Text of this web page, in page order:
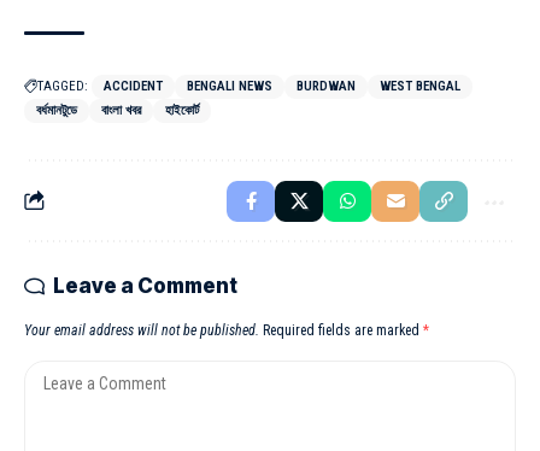
TAGGED: ACCIDENT BENGALI NEWS BURDWAN
WEST BENGAL
বর্ধমানটুডে
বাংলা খবর হাইকোর্ট
Leave a Comment
Your email address will not be published. Required fields are marked *